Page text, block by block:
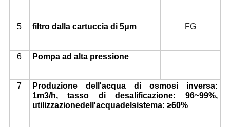
5 filtro dalla cartuccia di 5μm FG
6 Pompa ad alta pressione
7
Produzione dell'acqua di osmosi inversa:
1m3/h, tasso di desalificazione: 96~99%,
utilizzazionedell'acquadelsistema: ≥60%